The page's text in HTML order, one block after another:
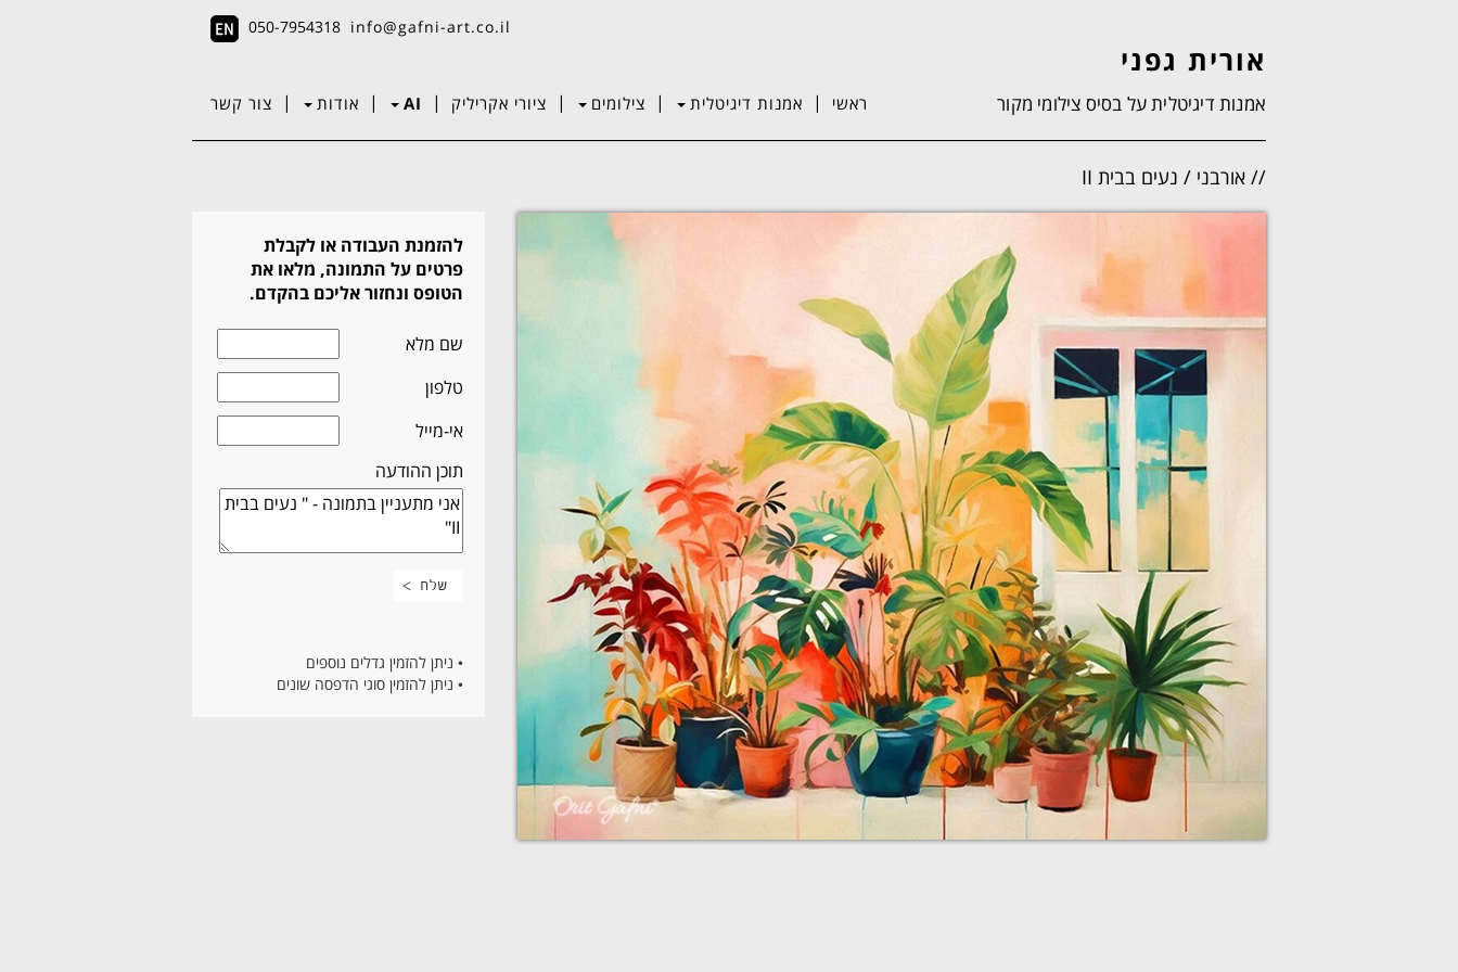
אורית גפני
אמנות דיגיטלית על בסיס צילומי מקור ראשי | אמנות דיגיטלית | צילומים | ציורי אקריליק |
AI
| אודות | צור קשר
info@gafni-art.co.il
// אורבני / נעים בבית II
• ניתן להזמין גדלים נוספים
• ניתן להזמין סוגי הדפסה שונים
להזמנת העבודה או לקבלת
פרטים על התמונה, מלאו את
הטופס ונחזור אליכם בהקדם.
שם מלא
טלפון
אי-מייל
תוכן ההודעה